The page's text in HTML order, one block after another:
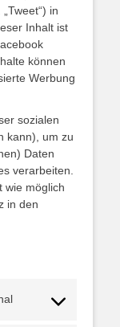
in
Inhalt ist
können
Werbung
sozialen
kann), um zu
Daten
verarbeiten.
wie möglich
in den
Consent